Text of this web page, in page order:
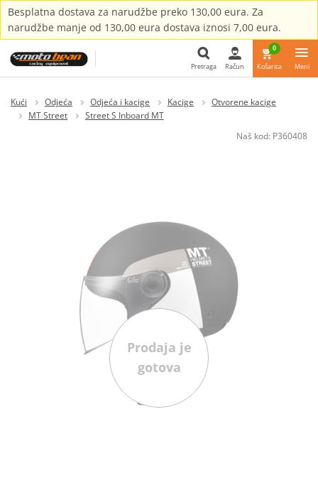
Besplatna dostava za narudžbe preko 130,00 eura. Za
narudžbe manje od 130,00 eura dostava iznosi 7,00 eura.
Pretraga
Pretraga Račun
0
Košarica Meni
Kući Odjeća Odjeća i kacige Kacige
Otvorene kacige
MT Street
Street S Inboard MT
Naš kod: P360408
Prodaja je
gotova